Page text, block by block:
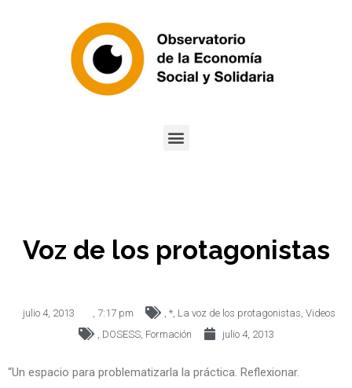
Voz de los protagonistas
julio 4, 2013 7:17 pm * La voz de los protagonistas Videos
DOSESS, Formación julio 4, 2013
“Un espacio para problematizarla la práctica. Reflexionar.